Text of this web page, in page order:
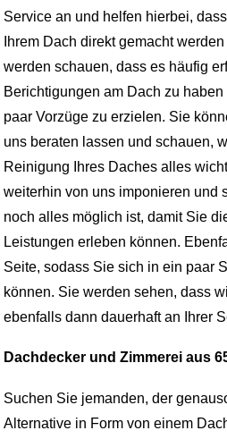
Service an und helfen hierbei,
Ihrem Dach direkt gemacht
werden schauen, dass es häufig
Berichtigungen am Dach zu
paar Vorzüge zu erzielen. Sie
uns beraten lassen und schauen,
Reinigung Ihres Daches alles
weiterhin von uns imponieren und
noch alles möglich ist, damit Sie
Leistungen erleben können.
Seite, sodass Sie sich in ein paar
können. Sie werden sehen, dass
ebenfalls dann dauerhaft an Ihrer
Dachdecker und Zimmerei aus
Suchen Sie jemanden, der
Alternative in Form von einem